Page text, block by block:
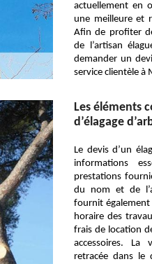
actuellement en
une meilleure et
Afin de profiter
de l’artisan
demander un
service clientèle à
Les éléments
d’élagage
Le devis d’un
informations
prestations
du nom et de
fournit également
horaire des
frais de location
accessoires. La
retracée dans le